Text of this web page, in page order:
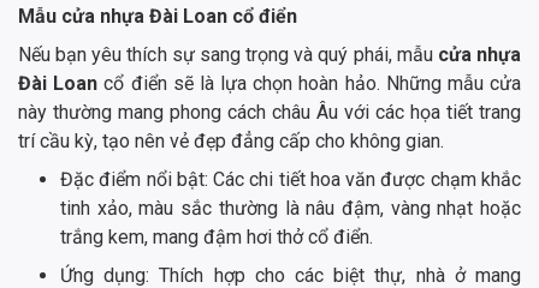
Mẫu cửa nhựa Đài Loan cổ điển
Nếu bạn yêu thích sự sang trọng và quý phái, mẫucửa nhựa
Đài Loancổ điển sẽ là lựa chọn hoàn hảo. Những mẫu cửa
này thường mang phong cách châu Âu với các họa tiết trang
trí cầu kỳ, tạo nên vẻ đẹp đẳng cấp cho không gian.
Đặc điểm nổi bật: Các chi tiết hoa văn được chạm khắc
tinh xảo, màu sắc thường là nâu đậm, vàng nhạt hoặc
trắng kem, mang đậm hơi thở cổ điển.
Ứng dụng: Thích hợp cho các biệt thự, nhà ở mang